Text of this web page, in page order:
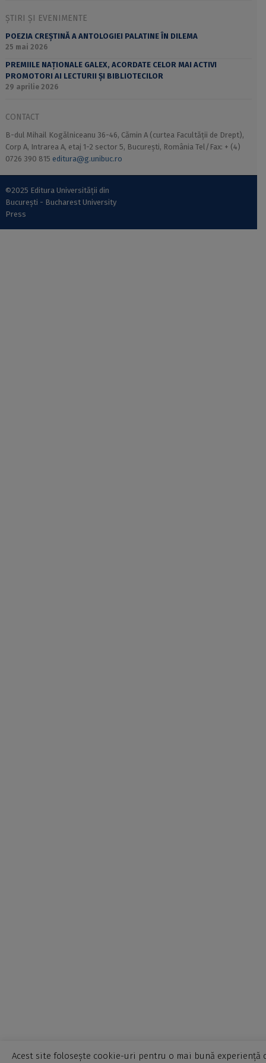
ȘTIRI ȘI EVENIMENTE
POEZIA CREȘTINĂ A ANTOLOGIEI PALATINE ÎN DILEMA
25 mai 2026
PREMIILE NAȚIONALE GALEX, ACORDATE CELOR MAI ACTIVI
PROMOTORI AI LECTURII ȘI BIBLIOTECILOR
29 aprilie 2026
CONTACT
B-dul Mihail Kogălniceanu 36-46, Cămin A (curtea Facultății de Drept),
Corp A, Intrarea A, etaj 1-2 sector 5, București, România Tel/Fax: + (4)
0726 390 815 editura@g.unibuc.ro
©2025 Editura Universității din
București - Bucharest University
Press
Acest site folosește cookie-uri pentru o mai bună experiență